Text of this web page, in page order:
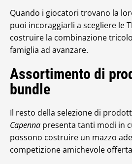
Quando i giocatori trovano la
puoi incoraggiarli a scegliere le
costruire la combinazione
famiglia ad avanzare.
Assortimento di
bundle
Il resto della selezione di
Capenna presenta tanti modi in
possono costruire un mazzo
competizione amichevole